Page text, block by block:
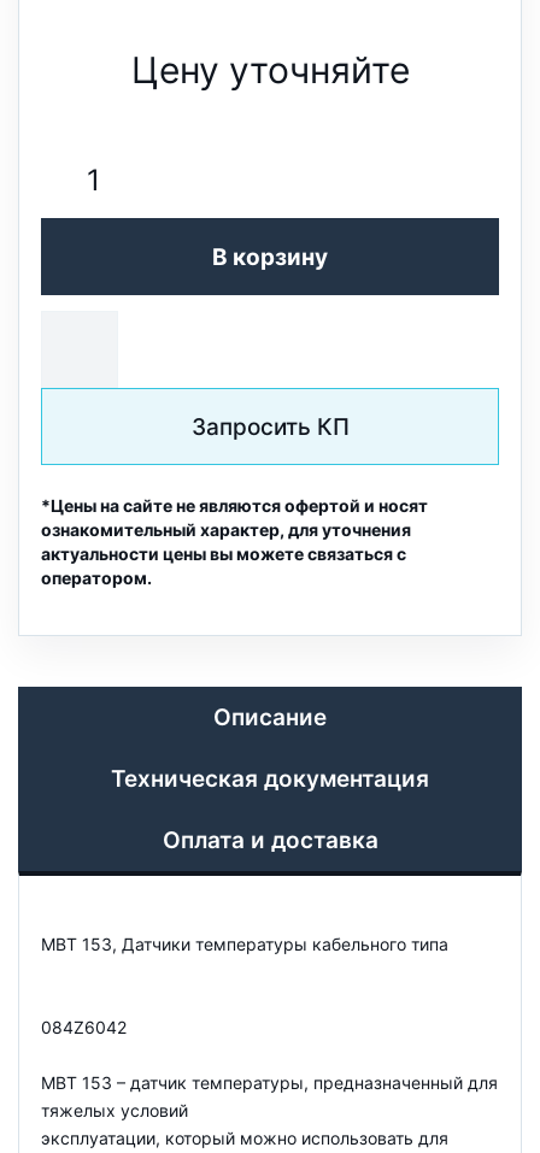
Цену уточняйте
В корзину
Запросить КП
*Цены на сайте не являются офертой и носят
ознакомительный характер, для уточнения
актуальности цены вы можете связаться с
оператором.
Описание
Техническая документация
Оплата и доставка
MBT 153, Датчики температуры кабельного типа
084Z6042
MBT 153 – датчик температуры, предназначенный для
тяжелых условий
эксплуатации, который можно использовать для